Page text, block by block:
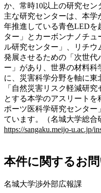
か、常時10以上の研究セン
主な研究センターは、本
年推進している青色LEDを
ター」とカーボンナノチ
ル研究センター」、リチウ
発展させるための「次世代
ー」があり、世界の材料科
に、災害科学分野を軸に東
「自然災害リスク軽減研
とする本学のアスリート
ポーツ医科学研究センター
ています。（名城大学総
https://sangaku.meijo-u.ac.jp/
本件に関するお
名城大学渉外部広報課